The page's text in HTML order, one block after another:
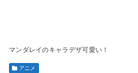
マンダレイのキャラデザ可愛い！
アニメ